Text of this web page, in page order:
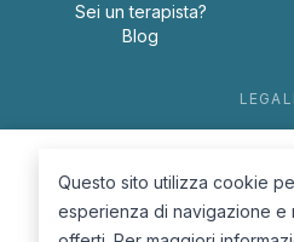
Sei un terapista?
Blog
Cookie
Questo sito utilizza cookie
esperienza di navigazione e